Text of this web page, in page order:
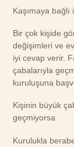
Kaşımaya
Bir çok kişide
değişimleri ve
iyi cevap verir.
çabalarıyla
kuruluşuna
Kişinin büyük
geçmiyorsa
Kurulukla